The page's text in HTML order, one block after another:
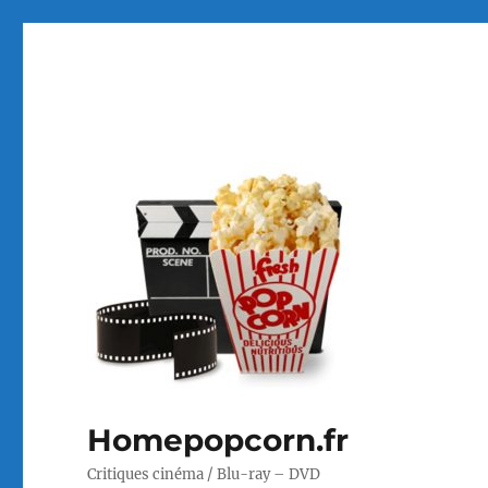
Homepopcorn.fr
Critiques cinéma / Blu-ray – DVD